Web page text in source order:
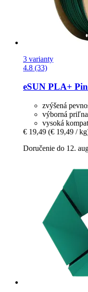
3 varianty
4.8 (33)
eSUN PLA+
zvýšená
výborná
vysoká
€ 19,49 (€ 19,49 /
Doručenie do 12.